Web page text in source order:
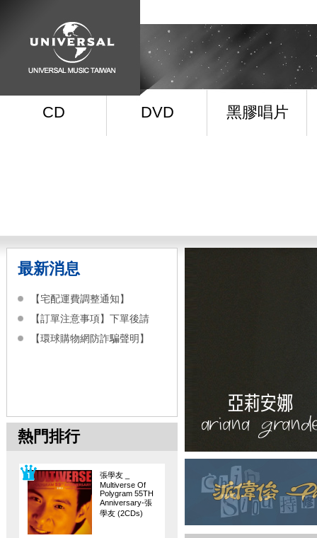
CD DVD 黑膠唱片
最新消息
【宅配運費調整通知】
【訂單注意事項】下單後請
【環球購物網防詐騙聲明】
熱門排行
張學友 _
Multiverse Of
Polygram 55TH
Anniversary-張
學友 (2CDs)